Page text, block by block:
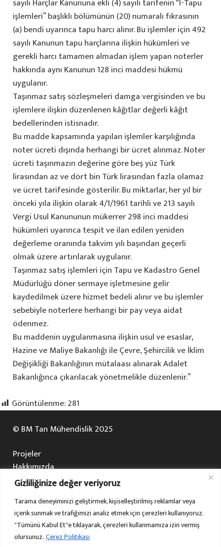
Gizliliğinize değer veriyoruz
Tarama deneyiminizi geliştirmek, kişiselleştirilmiş reklamlar veya
içerik sunmak ve trafiğimizi analiz etmek için çerezleri kullanıyoruz.
"Tümünü Kabul Et"e tıklayarak, çerezleri kullanmamıza izin vermiş
olursunuz. Çerez Politikası
sayılı Harçlar Kanununa ekli (4) sayılı tarifenin “I-Tapu
işlemleri” başlıklı bölümünün (20) numaralı fıkrasının
(a) bendi uyarınca tapu harcı alınır. Bu işlemler için 492
sayılı Kanunun tapu harçlarına ilişkin hükümleri ve
gerekli harcı tamamen almadan işlem yapan noterler
hakkında aynı Kanunun 128 inci maddesi hükmü
uygulanır.
Taşınmaz satış sözleşmeleri damga vergisinden ve bu
işlemlere ilişkin düzenlenen kâğıtlar değerli kâğıt
bedellerinden istisnadır.
Bu madde kapsamında yapılan işlemler karşılığında
noter ücreti dışında herhangi bir ücret alınmaz. Noter
ücreti taşınmazın değerine göre beş yüz Türk
lirasından az ve dört bin Türk lirasından fazla olamaz
ve ücret tarifesinde gösterilir. Bu miktarlar, her yıl bir
önceki yıla ilişkin olarak 4/1/1961 tarihli ve 213 sayılı
Vergi Usul Kanununun mükerrer 298 inci maddesi
hükümleri uyarınca tespit ve ilan edilen yeniden
değerleme oranında takvim yılı başından geçerli
olmak üzere artırılarak uygulanır.
Taşınmaz satış işlemleri için Tapu ve Kadastro Genel
Müdürlüğü döner sermaye işletmesine gelir
kaydedilmek üzere hizmet bedeli alınır ve bu işlemler
sebebiyle noterlere herhangi bir pay veya aidat
ödenmez.
Bu maddenin uygulanmasına ilişkin usul ve esaslar,
Hazine ve Maliye Bakanlığı ile Çevre, Şehircilik ve İklim
Değişikliği Bakanlığının mütalaası alınarak Adalet
Bakanlığınca çıkarılacak yönetmelikle düzenlenir.”
Görüntülenme:281
© BM Tan Mühendislik 2025
Projeler
Hakkımızda
Çalışma Alanlarımız
Bize Ulaşın
HaritaOfis
Yapı Hesabı
Blog